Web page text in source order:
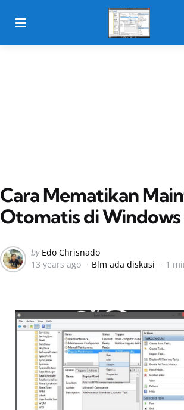
Cara Mematikan
Otomatis di Windows
Posted
by
by Edo Chrisnado
13 years ago
Blm ada diskusi 1